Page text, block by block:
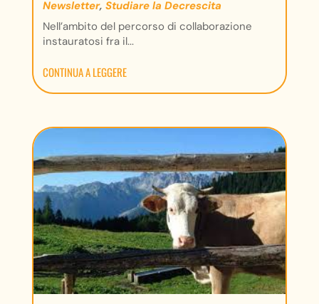
Newsletter, Studiare la Decrescita
Nell’ambito del percorso di collaborazione
instauratosi fra il...
CONTINUA A LEGGERE